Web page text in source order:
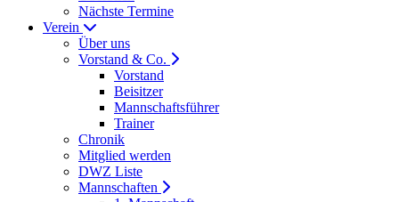
Nächste Termine
Verein
Über uns
Vorstand & Co.
Vorstand
Beisitzer
Mannschaftsführer
Trainer
Chronik
Mitglied werden
DWZ Liste
Mannschaften